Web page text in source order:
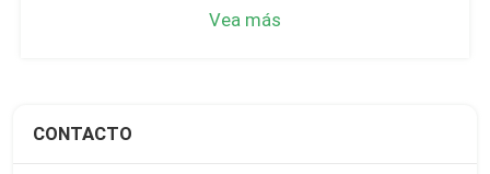
Vea más
CONTACTO